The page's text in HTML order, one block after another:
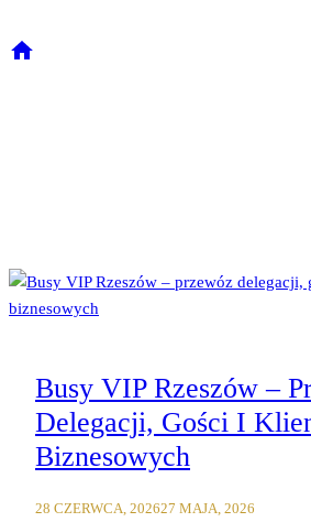
Busy VIP Rzeszów –
Delegacji, Gości I
Biznesowych
28 CZERWCA, 202627 MAJA, 2026